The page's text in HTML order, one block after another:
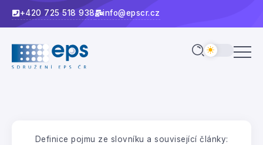
+420 725 518 938 info@epscr.cz
Definice pojmu ze slovníku a související články: